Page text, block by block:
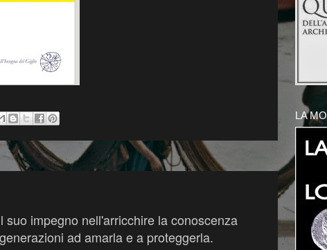
impegno nell'arricchire la conoscenza
ad amarla e a proteggerla.
LA